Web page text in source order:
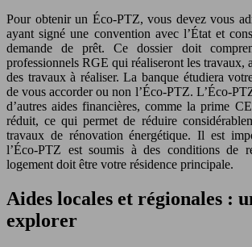
Pour obtenir un Éco-PTZ, vous devez vous
ayant signé une convention avec l’État et
demande de prêt. Ce dossier doit
professionnels RGE qui réaliseront les travaux,
des travaux à réaliser. La banque étudiera
de vous accorder ou non l’Éco-PTZ. L’Éco-
d’autres aides financières, comme la prime
réduit, ce qui permet de réduire
travaux de rénovation énergétique. Il est
l’Éco-PTZ est soumis à des conditions de
logement doit être votre résidence principale.
Aides locales et régionales :
explorer